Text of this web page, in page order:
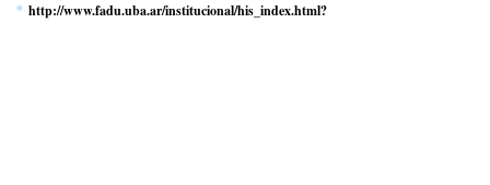
http://www.fadu.uba.ar/institucional/his_index.html?